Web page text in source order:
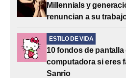
Millennials y
renuncian a su
ESTILO DE VIDA
10 fondos de
computadora si eres
Sanrio